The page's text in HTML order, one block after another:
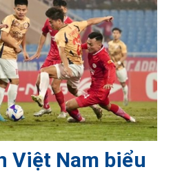
Việt Nam biểu